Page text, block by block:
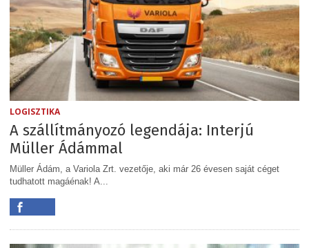
LOGISZTIKA
A szállítmányozó legendája: Interjú
Müller Ádámmal
Müller Ádám, a Variola Zrt. vezetője, aki már 26 évesen saját céget
tudhatott magáénak! A...